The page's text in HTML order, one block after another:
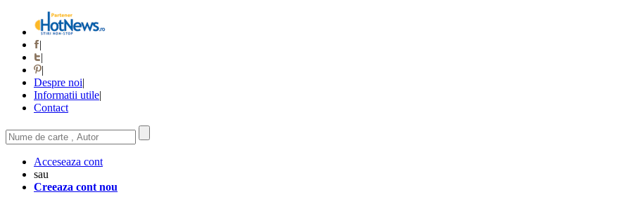
|
|
|
Despre noi|
Informatii utile|
Contact
Acceseaza cont
sau
Creeaza cont nou